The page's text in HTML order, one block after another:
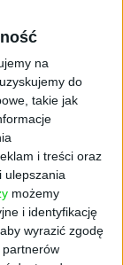
na
do
takie jak
i treści oraz
ulepszania
możemy
i identyfikację
wyrazić zgodę
udanych
oraz